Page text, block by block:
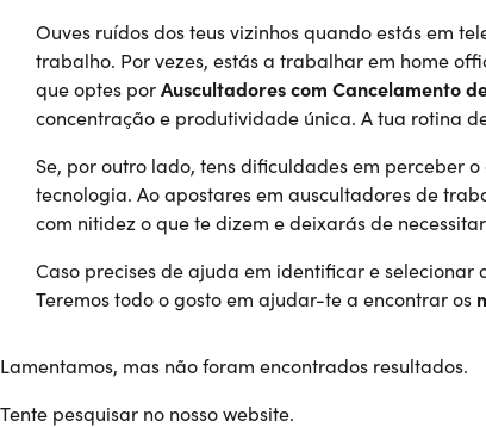
Ouves ruídos dos teus vizinhos quando estás em
trabalho. Por vezes, estás a trabalhar em home
que optes porAuscultadores com Cancelamento
concentração e produtividade única. A tua rotina
Se, por outro lado, tens dificuldades em perceber
tecnologia. Ao apostares em auscultadores de
com nitidez o que te dizem e deixarás de
Caso precises de ajuda em identificar e
Teremos todo o gosto em ajudar-te a encontrar os
Lamentamos, mas não foram encontrados resultados.
Tente pesquisar no nosso website.